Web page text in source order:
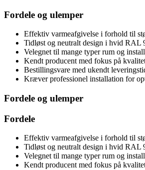
Fordele og ulemper
Effektiv varmeafgivelse i forhold til
Tidløst og neutralt design i hvid RAL
Velegnet til mange typer rum og
Kendt producent med fokus på
Bestillingsvare med ukendt
Kræver professionel installation for
Fordele og ulemper
Fordele
Effektiv varmeafgivelse i forhold til
Tidløst og neutralt design i hvid RAL
Velegnet til mange typer rum og
Kendt producent med fokus på